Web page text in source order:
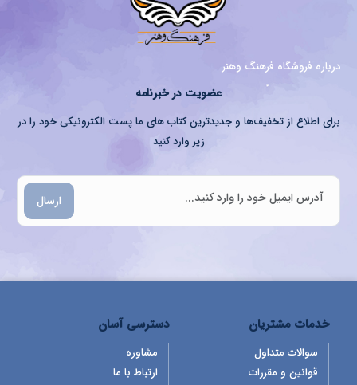
درباره فروشگاه فرهنگ وهنر
عضویت در خبرنامه
برای اطلاع از تخفیف‌ها و جدیدترین کتاب های ما پست الکترونیکی خود را در
زیر وارد کنید
ارسال
خدمات مشتریان
سوالات متداول
قوانین و مقررات
دسترسی آسان
مشاوره
ارتباط با ما